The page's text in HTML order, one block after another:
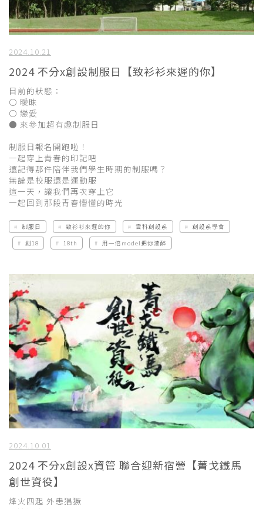
2024.10.21
2024 不分x創設制服日【致衫衫來遲的你】
目前的狀態：
〇 曖昧
〇 戀愛
● 來參加超有趣制服日
制服日報名開跑啦！
一起穿上青春的印記吧
還記得那件陪伴我們學生時期的制服嗎？
無論是校服還是運動服
這一天，讓我們再次穿上它
一起回到那段青春懵懂的時光
制服日 致衫衫來遲的你 雲科創設系
創設系學會
創18
18th 用一倍model把你灌醉
2024.10.01
2024 不分x創設x資管 聯合迎新宿營【菁戈鐵馬
創世資役】
烽火四起 外患猖獗